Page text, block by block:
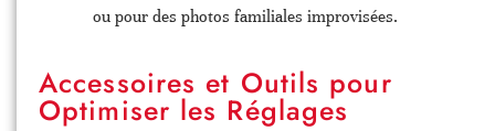
ou pour des photos familiales improvisées.
Accessoires et Outils pour
Optimiser les Réglages